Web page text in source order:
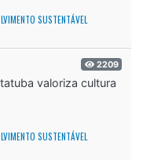
SUSTENTÁVEL
2209
valoriza cultura
SUSTENTÁVEL